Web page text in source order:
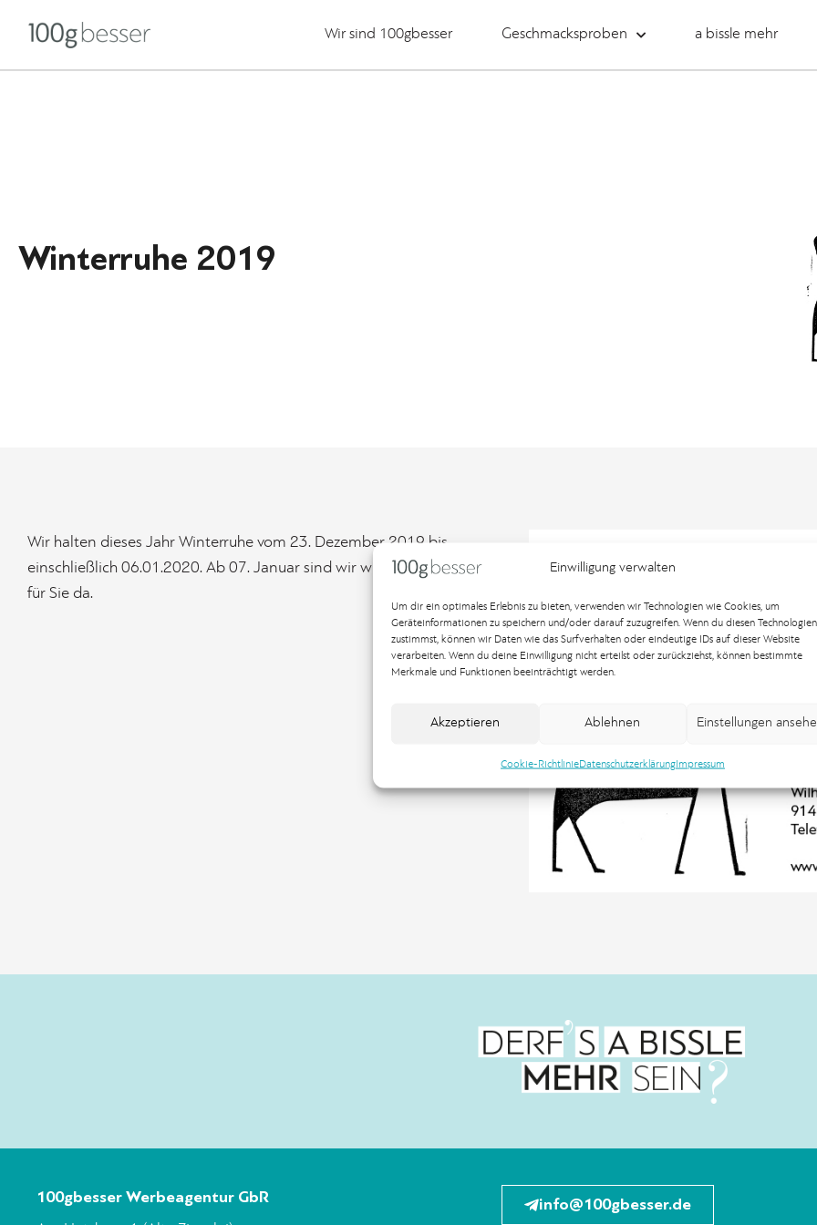
Einwilligung verwalten
Um dir ein optimales Erlebnis zu bieten, verwenden wir Technologien wie Cookies, um
Geräteinformationen zu speichern und/oder darauf zuzugreifen. Wenn du diesen Technologien
zustimmst, können wir Daten wie das Surfverhalten oder eindeutige IDs auf dieser Website
verarbeiten. Wenn du deine Einwilligung nicht erteilst oder zurückziehst, können bestimmte
Merkmale und Funktionen beeinträchtigt werden.
Akzeptieren Ablehnen Einstellungen
Cookie-RichtlinieDatenschutzerklärungImpressum
Wir sind 100gbesser Geschmacksproben a bissle mehr
Winterruhe 2019
Wir halten dieses Jahr Winterruhe vom 23. Dezember 2019 bis
einschließlich 06.01.2020. Ab 07. Januar sind wir wieder wie gewohnt
für Sie da.
100gbesser Werbeagentur GbR
info@100gbesser.de